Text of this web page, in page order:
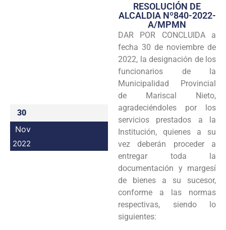
Transparencia
Seguridad
Programas
Intranet
30
Nov
2022
RESOLUClÓN DE
ALCALDIA Nº840-2022-
A/MPMN
DAR POR CONCLUIDA a
fecha 30 de noviembre de
2022, la designación de los
funcionarios de la
Municipalidad Provincial
de Mariscal Nieto,
agradeciéndoles por los
servicios prestados a la
Institución, quienes a su
vez deberán proceder a
entregar toda la
documentación y margesí
de bienes a su sucesor,
conforme a las normas
respectivas, siendo lo
siguientes: